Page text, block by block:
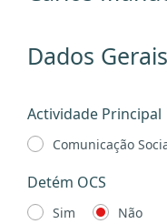
Dados Gerais
Actividade Principal
Comunicação
Detém OCS
Sim Não